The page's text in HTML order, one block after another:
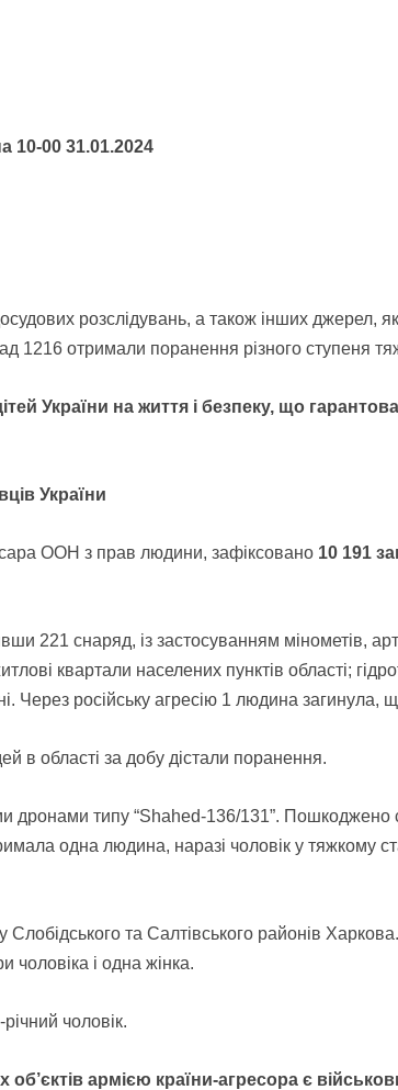
10-00 31.01.2024
розслідувань, а також інших джерел,
1216 отримали поранення різного ступеня
України на життя і безпеку, що
України
ООН з прав людини, зафіксовано 10 191
221 снаряд, із застосуванням мінометів,
квартали населених пунктів області;
Через російську агресію 1 людина загинула,
в області за добу дістали поранення.
дронами типу “Shahed-136/131”. Пошкоджено
одна людина, наразі чоловік у тяжкому
Слобідського та Салтівського районів
чоловіка і одна жінка.
чоловік.
армією країни-агресора є